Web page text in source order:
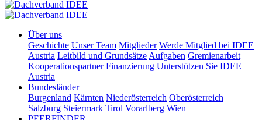
Über uns
Geschichte Unser Team Mitglieder Werde Mitglied bei IDEE
Austria Leitbild und Grundsätze Aufgaben Gremienarbeit
Kooperationspartner Finanzierung Unterstützen Sie IDEE
Austria
Bundesländer
Burgenland Kärnten Niederösterreich Oberösterreich
Salzburg Steiermark Tirol Vorarlberg Wien